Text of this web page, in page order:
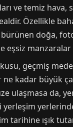
ve temiz hava,
Özellikle
bürünen doğa,
eşsiz manzaralar
geçmiş
ne kadar büyük
ulaşmasa da,
yerleşim
tarihine ışık